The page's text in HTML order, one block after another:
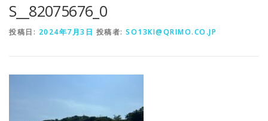
S__82075676_0
投稿日: 2024年7月3日 投稿者: SO13KI@QRIMO.CO.JP